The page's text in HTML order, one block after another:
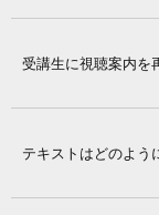
受講生に視聴案内を
テキストはどのよう